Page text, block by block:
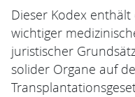
Dieser Kodex
wichtiger
juristischer
solider Organe auf